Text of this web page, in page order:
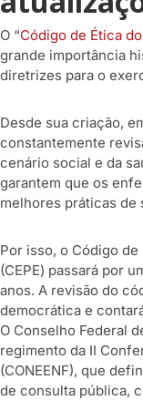
O “Código de Ética
grande importância
diretrizes para o
Desde sua criação,
constantemente
cenário social e da
garantem que os
melhores práticas de
Por isso, o Código
(CEPE) passará por
anos. A revisão do
democrática e
O Conselho Federal
regimento da II
(CONEENF), que
de consulta pública,